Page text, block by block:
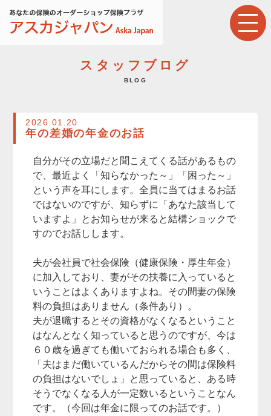
スタッフブログ
BLOG
2026.01.20
年の差婚の年金のお話
自分がその立場だと聞こえてくる話があるもの
で、最近よく「知らなかった～」「困った～」
という声を耳にします。全員に当てはまるお話
ではないのですが、知らずに「あなた該当して
いますよ」とお知らせが来ると結構ショックで
すのでお話しします。
夫が会社員で社会保険（健康保険・厚生年金）
に加入しており、妻がその扶養に入っていると
いうことはよくありますよね。その間妻の保険
料の負担はありません（条件あり）。
夫が退職するとその資格がなくなるということ
はなんとなく知っていると思うのですが、今は
６０歳を過ぎても働いておられる場合も多く、
「夫はまだ働いているんだからその間は保険料
の負担はないでしょ」と思っていると、ある時
そうでなくなる人が一定数いるということなん
です。（今回は年金に限ってのお話です。）